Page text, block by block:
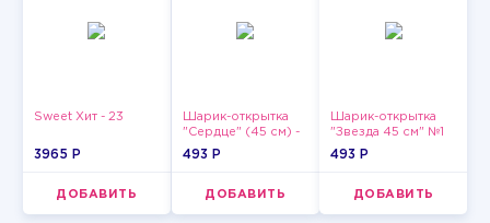
Sweet Хит - 23
3965 P
ДОБАВИТЬ
Шарик-открытка
"Сердце" (45 см) -
2
493 P
ДОБАВИТЬ
Шарик-открытка
"Звезда 45 см" №1
493 P
ДОБАВИТЬ